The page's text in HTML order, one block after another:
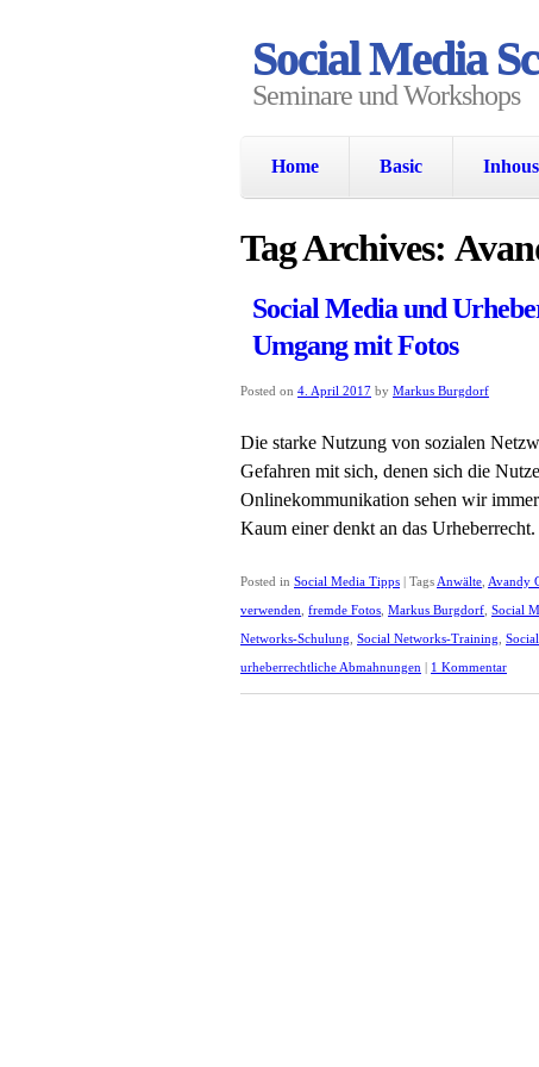
Social Media
Seminare und Workshops
Home Basic
Tag Archives:
Social Media und
Umgang mit Fotos
Posted on 4. April 2017 by Markus Burgdorf
Die starke Nutzung von sozialen
Gefahren mit sich, denen sich die
Onlinekommunikation sehen wir
Kaum einer denkt an das
Posted in Social Media Tipps | Tags Anwälte Avandy
verwenden fremde Fotos Markus Burgdorf Social
Networks-Schulung Social Networks-Training
urheberrechtliche Abmahnungen | 1 Kommentar